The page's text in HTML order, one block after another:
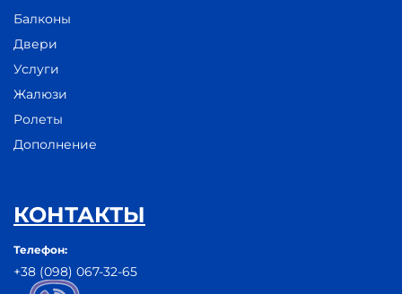
Балконы
Двери
Услуги
Жалюзи
Ролеты
Дополнение
КОНТАКТЫ
Телефон:
+38 (098) 067-32-65